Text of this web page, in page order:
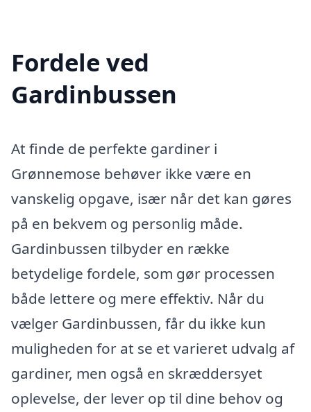
Fordele ved
Gardinbussen
At finde de perfekte gardiner i
Grønnemose behøver ikke være en
vanskelig opgave, især når det kan gøres
på en bekvem og personlig måde.
Gardinbussen tilbyder en række
betydelige fordele, som gør processen
både lettere og mere effektiv. Når du
vælger Gardinbussen, får du ikke kun
muligheden for at se et varieret udvalg af
gardiner, men også en skræddersyet
oplevelse, der lever op til dine behov og